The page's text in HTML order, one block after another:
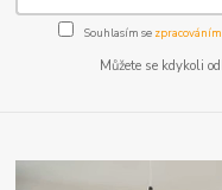
Souhlasím se
Můžete se kdykoli